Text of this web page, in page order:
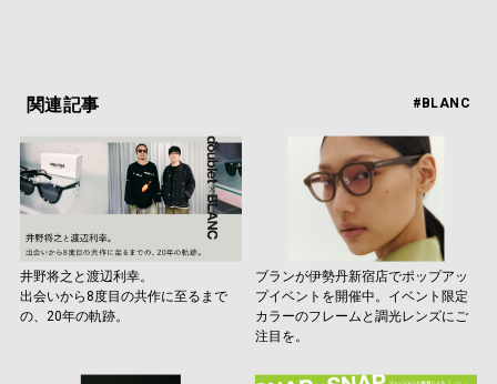
関連記事 #BLANC
井野将之と渡辺利幸。
出会いから8度目の共作に至るまで
の、20年の軌跡。
ブランが伊勢丹新宿店でポップアッ
プイベントを開催中。イベント限定
カラーのフレームと調光レンズにご
注目を。